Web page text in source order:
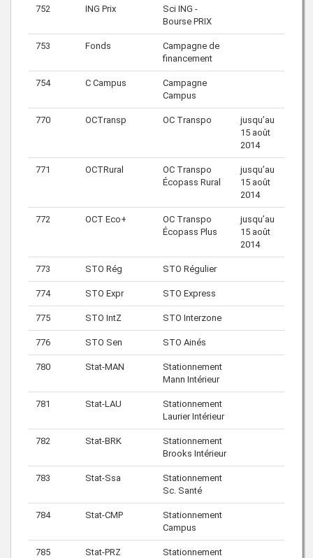
752 ING Prix
Sci ING -
Bourse PRIX
753 Fonds
Campagne de
financement
754 C Campus
Campagne
Campus
770 OCTransp OC Transpo
jusqu’au
15 août
2014
771 OCTRural
OC Transpo
Écopass Rural
jusqu’au
15 août
2014
772 OCT Eco+
OC Transpo
Écopass Plus
jusqu’au
15 août
2014
773 STO Rég STO Régulier
774 STO Expr STO Express
775 STO IntZ STO Interzone
776 STO Sen STO Ainés
780 Stat-MAN
Stationnement
Mann Intérieur
781 Stat-LAU
Stationnement
Laurier Intérieur
782 Stat-BRK
Stationnement
Brooks Intérieur
783 Stat-Ssa
Stationnement
Sc. Santé
784 Stat-CMP
Stationnement
Campus
785 Stat-PRZ
Stationnement